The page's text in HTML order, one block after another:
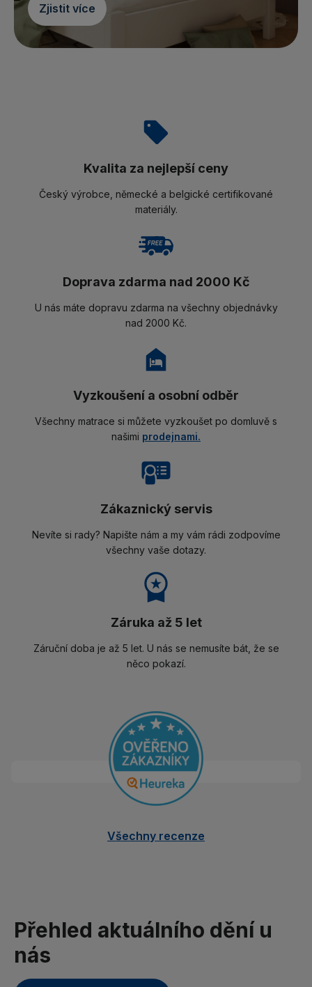
Zjistit více
Kvalita za nejlepší ceny
Český výrobce, německé a belgické certifikované
materiály.
Doprava zdarma nad 2000 Kč
U nás máte dopravu zdarma na všechny objednávky
nad 2000 Kč.
Vyzkoušení a osobní odběr
Všechny matrace si můžete vyzkoušet po domluvě s
našimi prodejnami.
Zákaznický servis
Nevíte si rady? Napište nám a my vám rádi zodpovíme
všechny vaše dotazy.
Záruka až 5 let
Záruční doba je až 5 let. U nás se nemusíte bát, že se
něco pokazí.
Všechny recenze
Přehled aktuálního dění u
nás